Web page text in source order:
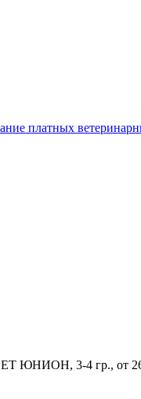
платных
ЮНИОН, 3-4 гр., от